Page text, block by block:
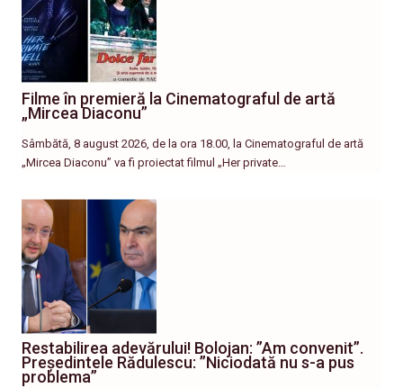
Filme în premieră la Cinematograful de artă
„Mircea Diaconu”
Sâmbătă, 8 august 2026, de la ora 18.00, la Cinematograful de artă
„Mircea Diaconu” va fi proiectat filmul „Her private…
Restabilirea adevărului! Bolojan: ”Am convenit”.
Președintele Rădulescu: ”Niciodată nu s-a pus
problema”